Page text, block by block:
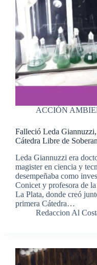
ACCIÓN
Falleció Leda
Cátedra Libre de
Leda Giannuzzi era
magister en ciencia y
desempeñaba como
Conicet y profesora de
La Plata, donde creó
primera Cátedra…
Redaccion Al